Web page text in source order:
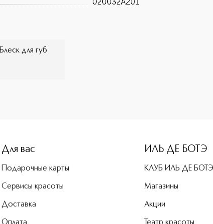
Блеск для губ
Для вас
Подарочные карты
Сервисы красоты
Доставка
ИЛЬ ДЕ БОТЭ
КЛУБ ИЛЬ ДЕ БОТЭ
Магазины
Акции